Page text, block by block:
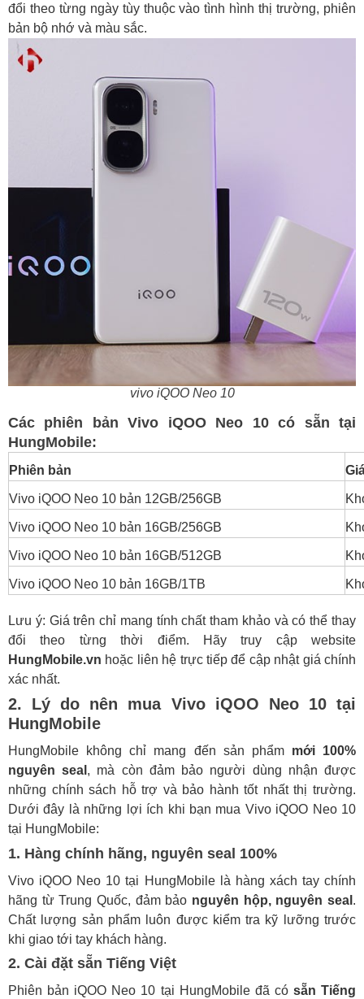
5. Giao hàng toàn quốc
Kết luận: Vivo iQOO Neo 10 có đáng mua không?
đổi theo từng ngày tùy thuộc vào tình hình thị trường, phiên
bản bộ nhớ và màu sắc.
vivo iQOO Neo 10
Các phiên bản Vivo iQOO Neo 10 có sẵn tại
HungMobile:
Phiên bản
Vivo iQOO Neo 10 bản 12GB/256GB
Vivo iQOO Neo 10 bản 16GB/256GB
Vivo iQOO Neo 10 bản 16GB/512GB
Vivo iQOO Neo 10 bản 16GB/1TB
Lưu ý: Giá trên chỉ mang tính chất tham khảo và có thể thay
đổi theo từng thời điểm. Hãy truy cập website
HungMobile.vn hoặc liên hệ trực tiếp để cập nhật giá chính
xác nhất.
2. Lý do nên mua Vivo iQOO Neo 10 tại
HungMobile
HungMobile không chỉ mang đến sản phẩm mới 100%
nguyên seal , mà còn đảm bảo người dùng nhận được
những chính sách hỗ trợ và bảo hành tốt nhất thị trường.
Dưới đây là những lợi ích khi bạn mua Vivo iQOO Neo 10
tại HungMobile:
1. Hàng chính hãng, nguyên seal 100%
Vivo iQOO Neo 10 tại HungMobile là hàng xách tay chính
hãng từ Trung Quốc, đảm bảo nguyên hộp, nguyên seal .
Chất lượng sản phẩm luôn được kiểm tra kỹ lưỡng trước
khi giao tới tay khách hàng.
2. Cài đặt sẵn Tiếng Việt
Phiên bản iQOO Neo 10 tại HungMobile đã cósẵn Tiếng